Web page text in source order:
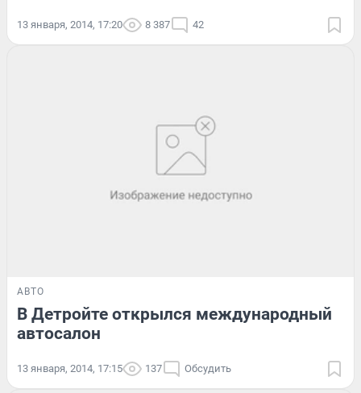
13 января, 2014, 17:20 8 387 42
АВТО
В Детройте открылся международный
автосалон
13 января, 2014, 17:15 137 Обсудить